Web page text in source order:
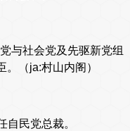
与社会党及先驱新党组
（ja:村山内阁）
自民党总裁。